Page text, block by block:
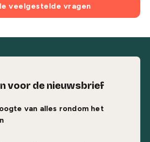
veelgestelde vragen
voor de nieuwsbrief
van alles rondom het